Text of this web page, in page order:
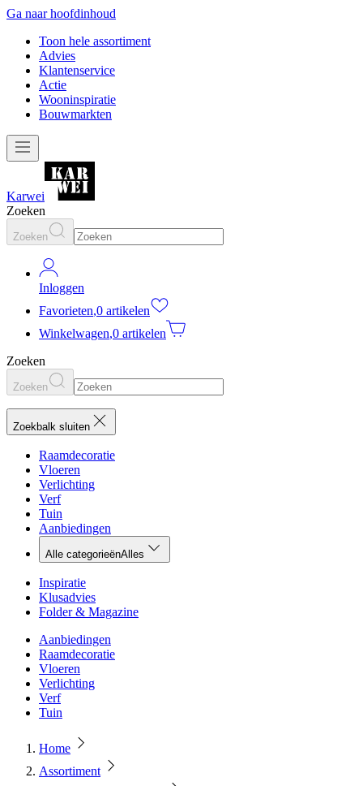
Ga naar hoofdinhoud
Toon hele assortiment
Advies
Klantenservice
Actie
Wooninspiratie
Bouwmarkten
Karwei
Zoeken
Zoeken
Inloggen
Favorieten,0 artikelen
Winkelwagen,0 artikelen
Zoeken
Zoeken
Zoekbalk sluiten
Raamdecoratie
Vloeren
Verlichting
Verf
Tuin
Aanbiedingen
Alle categorieënAlles
Inspiratie
Klusadvies
Folder & Magazine
Aanbiedingen
Raamdecoratie
Vloeren
Verlichting
Verf
Tuin
Home
Assortiment